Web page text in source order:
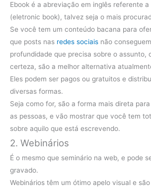
Ebook é a abreviação em inglês referente
(eletronic book), talvez seja o mais
Se você tem um conteúdo bacana para
que posts nas redes sociais não
profundidade que precisa sobre o assunto,
certeza, são a melhor alternativa
Eles podem ser pagos ou gratuitos e
diversas formas.
Seja como for, são a forma mais direta
as pessoas, e vão mostrar que você tem
sobre aquilo que está escrevendo.
2. Webinários
É o mesmo que seminário na web, e pode
gravado.
Webinários têm um ótimo apelo visual e